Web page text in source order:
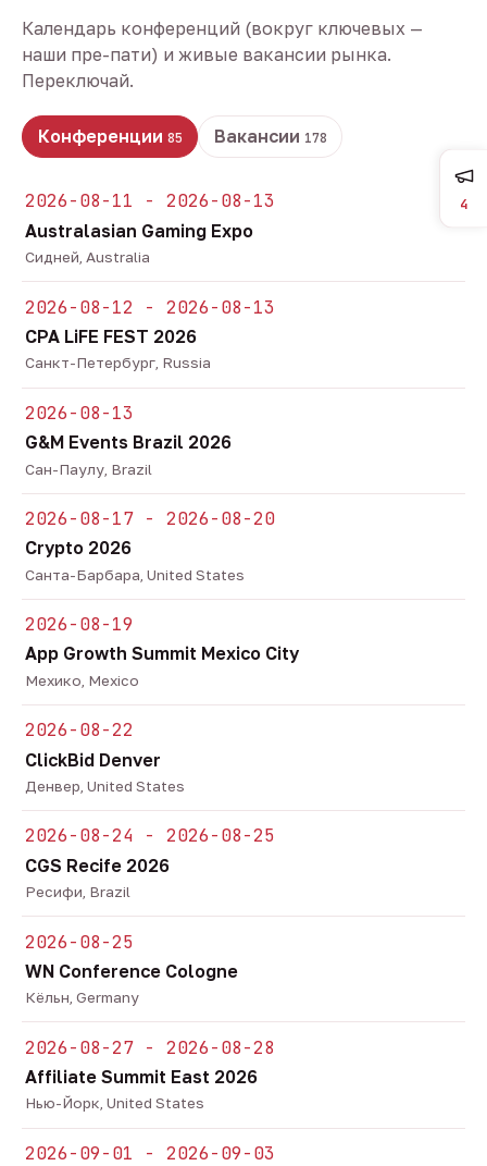
Календарь конференций (вокруг ключевых —
наши пре-пати) и живые вакансии рынка.
Переключай.
Конференции 85 Вакансии 178
2026-08-11 - 2026-08-13
Australasian Gaming Expo
Сидней, Australia
2026-08-12 - 2026-08-13
CPA LiFE FEST 2026
Санкт-Петербург, Russia
2026-08-13
G&M Events Brazil 2026
Сан-Паулу, Brazil
2026-08-17 - 2026-08-20
Crypto 2026
Санта-Барбара, United States
2026-08-19
App Growth Summit Mexico City
Мехико, Mexico
2026-08-22
ClickBid Denver
Денвер, United States
2026-08-24 - 2026-08-25
CGS Recife 2026
Ресифи, Brazil
2026-08-25
WN Conference Cologne
Кёльн, Germany
2026-08-27 - 2026-08-28
Affiliate Summit East 2026
Нью-Йорк, United States
2026-09-01 - 2026-09-03
4